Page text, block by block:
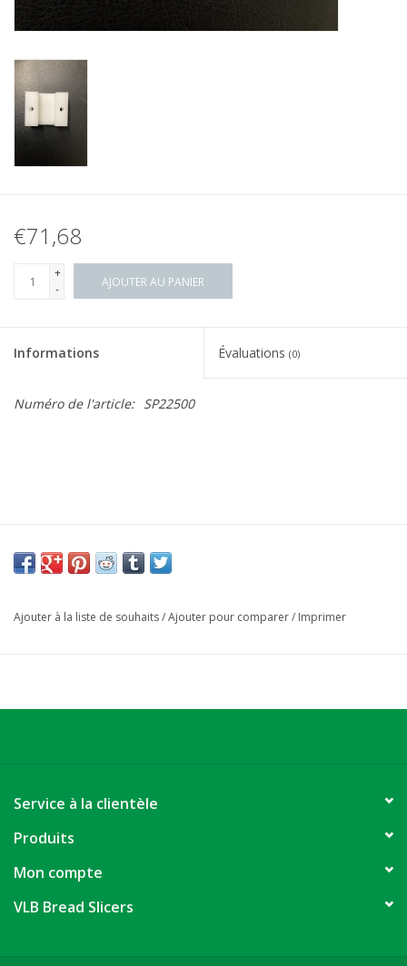
€71,68
+
-
AJOUTER AU PANIER
Informations Évaluations (0)
Numéro de l'article: SP22500
Ajouter à la liste de souhaits/Ajouter pour comparer/ Imprimer
Service à la clientèle
Produits
Mon compte
VLB Bread Slicers